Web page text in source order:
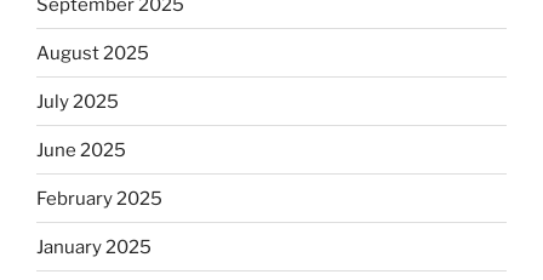
September 2025
August 2025
July 2025
June 2025
February 2025
January 2025